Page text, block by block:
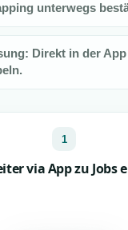
unterwegs
Direkt in der App
1
via App zu Jobs